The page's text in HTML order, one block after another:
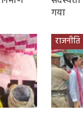
गया
राजनीति